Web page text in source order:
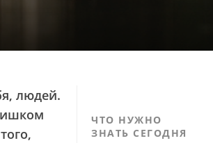
людей.
ЧТО НУЖНО
ЗНАТЬ СЕГОДНЯ